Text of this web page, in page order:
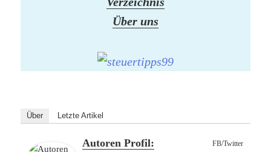
Über uns
Über Letzte Artikel
FB/Twitter
Autoren Profil: